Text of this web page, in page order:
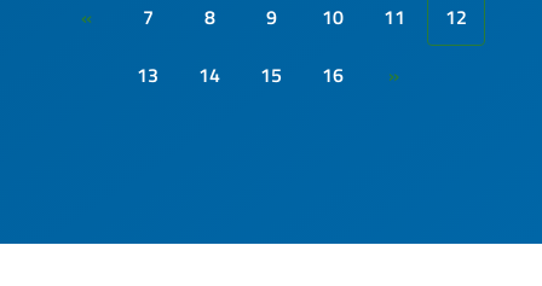
« 7 8 9 10 11
12
13
14 15 16 »